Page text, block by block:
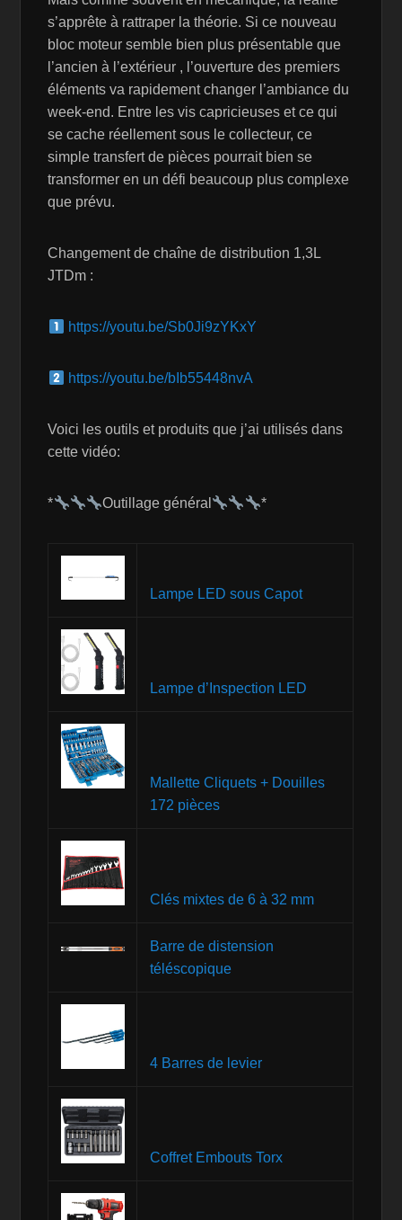
s’apprête à rattraper la théorie. Si ce nouveau
bloc moteur semble bien plus présentable que
l’ancien à l’extérieur , l’ouverture des premiers
éléments va rapidement changer l’ambiance du
week-end. Entre les vis capricieuses et ce qui
se cache réellement sous le collecteur, ce
simple transfert de pièces pourrait bien se
transformer en un défi beaucoup plus complexe
que prévu.
Changement de chaîne de distribution 1,3L
JTDm :
https://youtu.be/Sb0Ji9zYKxY
https://youtu.be/bIb55448nvA
Voici les outils et produits que j’ai utilisés dans
cette vidéo:
* Outillage général *
Lampe LED sous Capot
Lampe d’Inspection LED
Mallette Cliquets + Douilles
172 pièces
Clés mixtes de 6 à 32 mm
Barre de distension
téléscopique
4 Barres de levier
Coffret Embouts Torx